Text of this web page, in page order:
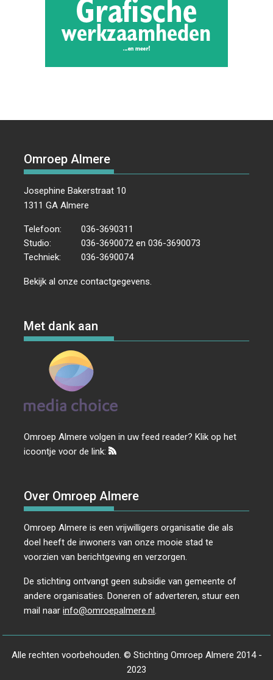
Omroep Almere
Josephine Bakerstraat 10
1311 GA Almere
Telefoon:
036-3690311
Studio:
036-3690072 en 036-3690073
Techniek:
036-3690074
Bekijk al onzecontactgegevens.
Met dank aan
Omroep Almere volgen in uw feed reader? Klik op het
icoontje voor de link:
Over Omroep Almere
Omroep Almere is een vrijwilligers organisatie die als
doel heeft de inwoners van onze mooie stad te
voorzien van berichtgeving en verzorgen.
De stichting ontvangt geen subsidie van gemeente of
andere organisaties. Doneren of adverteren, stuur een
mail naarinfo@omroepalmere.nl.
Alle rechten voorbehouden. © Stichting Omroep Almere 2014 -
2023